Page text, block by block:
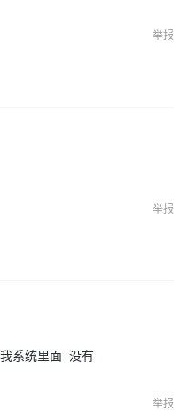
mysql-5.5.12-
击，即可安装。
统盘。
举报
举报
系统里面 没有
举报